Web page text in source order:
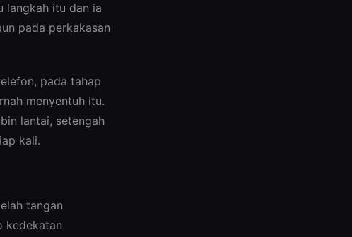
langkah itu dan ia
pada perkakasan
pada tahap
menyentuh itu.
lantai, setengah
kali.
tangan
kedekatan